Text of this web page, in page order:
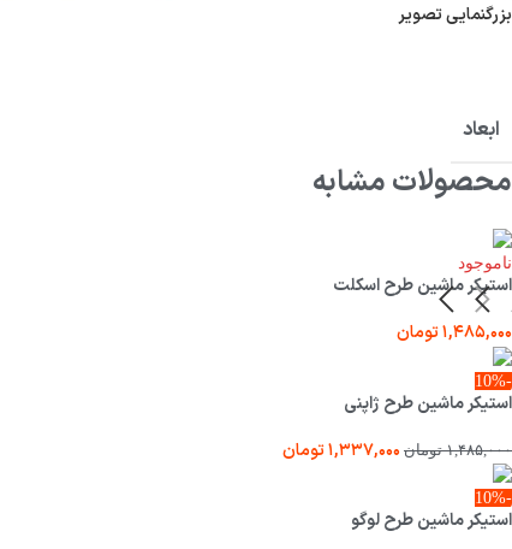
بزرگنمایی تصویر
ابعاد
محصولات مشابه
ناموجود
استیکر ماشین طرح اسکلت
۱,۴۸۵,۰۰۰تومان
-10%
استیکر ماشین طرح ژاپنی
۱,۴۸۵,۰۰۰ تومان ۱,۳۳۷,۰۰۰تومان
-10%
استیکر ماشین طرح لوگو